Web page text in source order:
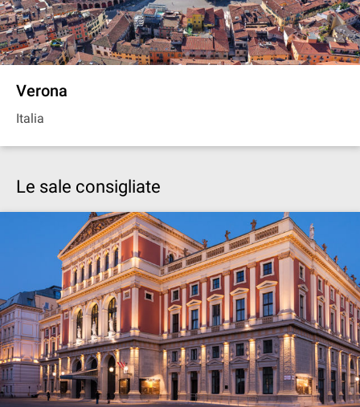
Verona
Italia
Le sale consigliate